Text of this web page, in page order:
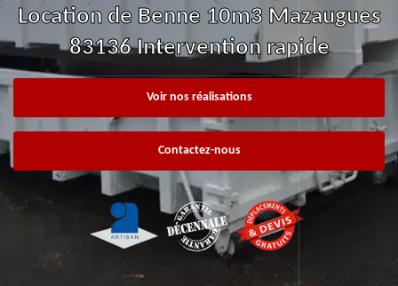
Location de Benne 10m3 Mazaugues
83136 Intervention rapide
Voir nos réalisations
Contactez-nous